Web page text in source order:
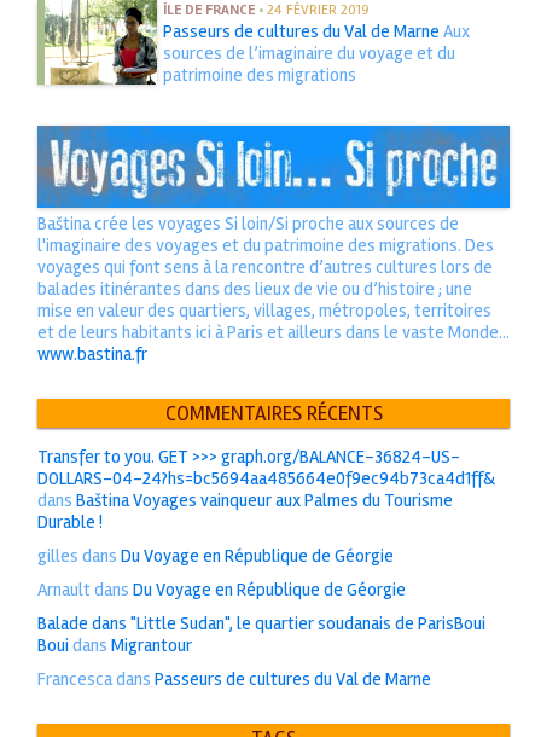
ÎLE DE FRANCE • 24 FÉVRIER 2019
Passeurs de cultures du Val de Marne Aux
sources de l’imaginaire du voyage et du
patrimoine des migrations
Baština crée les voyages Si loin/Si proche aux sources de
l'imaginaire des voyages et du patrimoine des migrations. Des
voyages qui font sens à la rencontre d’autres cultures lors de
balades itinérantes dans des lieux de vie ou d’histoire ; une
mise en valeur des quartiers, villages, métropoles, territoires
et de leurs habitants ici à Paris et ailleurs dans le vaste Monde...
www.bastina.fr
COMMENTAIRES RÉCENTS
Transfer to you. GET >>> graph.org/BALANCE-36824-US-
DOLLARS-04-24?hs=bc5694aa485664e0f9ec94b73ca4d1ff&
dans Baština Voyages vainqueur aux Palmes du Tourisme
Durable !
gilles dans Du Voyage en République de Géorgie
Arnaultdans Du Voyage en République de Géorgie
Balade dans "Little Sudan", le quartier soudanais de ParisBoui
Bouidans Migrantour
Francescadans Passeurs de cultures du Val de Marne